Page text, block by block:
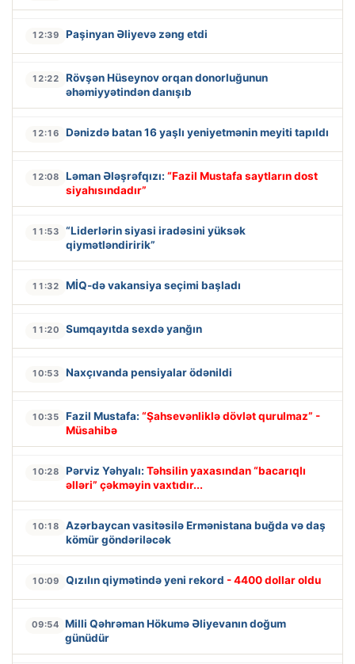
12:39 Paşinyan Əliyevə zəng etdi
12:22
Rövşən Hüseynov orqan donorluğunun
əhəmiyyətindən danışıb
12:16 Dənizdə batan 16 yaşlı yeniyetmənin meyiti tapıldı
12:08 Ləman Ələşrəfqızı: “Fazil Mustafa saytların dost
siyahısındadır”
11:53
“Liderlərin siyasi iradəsini yüksək
qiymətləndiririk”
11:32 MİQ-də vakansiya seçimi başladı
11:20 Sumqayıtda sexdə yanğın
10:53 Naxçıvanda pensiyalar ödənildi
10:35 Fazil Mustafa: “Şahsevənliklə dövlət qurulmaz” -
Müsahibə
10:28 Pərviz Yəhyalı: Təhsilin yaxasından “bacarıqlı
əlləri” çəkməyin vaxtıdır...
10:18
Azərbaycan vasitəsilə Ermənistana buğda və daş
kömür göndəriləcək
10:09 Qızılın qiymətində yeni rekord - 4400 dollar oldu
09:54 Milli Qəhrəman Hökumə Əliyevanın doğum
günüdür